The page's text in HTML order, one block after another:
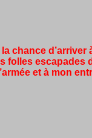
chance d’arriver
folles
et à mon